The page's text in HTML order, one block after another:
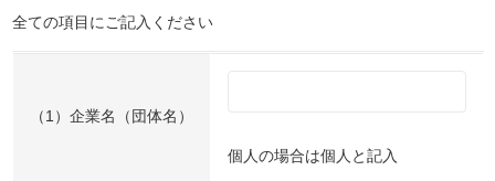
全ての項目にご記入ください
（1）企業名（団体名）
個人の場合は個人と記入